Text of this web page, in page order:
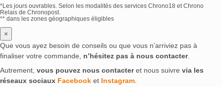
*Les jours ouvrables. Selon les modalités des services Chrono18 et Chrono
Relais de Chronopost.
** dans les zones géographiques éligibles
×
Que vous ayez besoin de conseils ou que vous n’arriviez pas à
finaliser votre commande, n’hésitez pas à nous contacter.
Autrement, vous pouvez nous contacteret nous suivre via les
réseaux sociaux Facebook et Instagram